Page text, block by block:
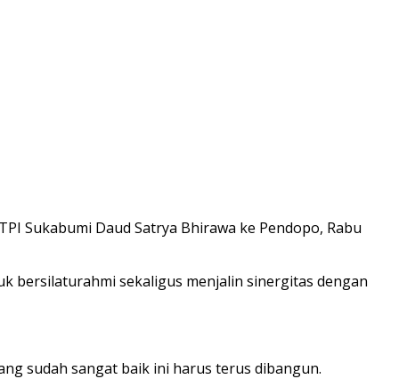
Sukabumi Daud Satrya Bhirawa ke Pendopo, Rabu
bersilaturahmi sekaligus menjalin sinergitas dengan
sudah sangat baik ini harus terus dibangun.